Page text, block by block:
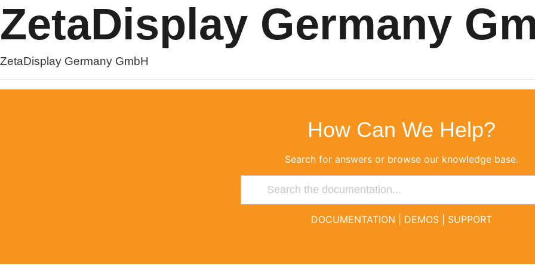
ZetaDisplay Germany
ZetaDisplay Germany GmbH
How Can We Help?
Search for answers or browse our knowledge base.
DOCUMENTATION DEMOS| SUPPORT